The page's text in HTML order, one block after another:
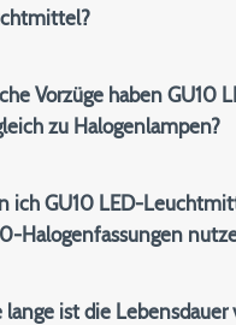
Vorzüge haben GU10
zu Halogenlampen?
ich GU10 LED-
Halogenfassungen
lange ist die Lebensdauer